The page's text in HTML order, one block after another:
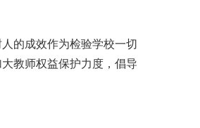
的成效作为检验学校一切
教师权益保护力度，倡导